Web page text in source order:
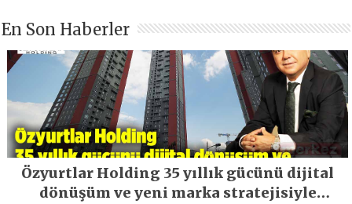
En Son Haberler
Özyurtlar Holding 35 yıllık gücünü dijital
dönüşüm ve yeni marka stratejisiyle